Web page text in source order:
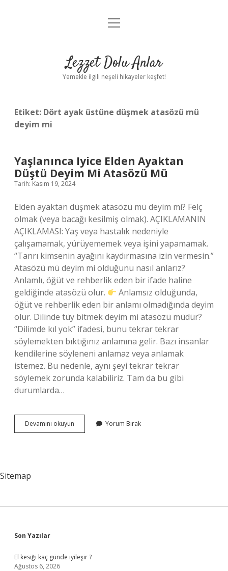
Anasayfa
Yasal Uyarı
menüyü
Lezzet Dolu Anlar
Yemekle ilgili neşeli hikayeler keşfet!
Etiket: Dört ayak üstüne düşmek atasözü mü
deyim mi
Yaşlanınca Iyice Elden Ayaktan
Düştü Deyim Mi Atasözü Mü
Tarih: Kasım 19, 2024
Elden ayaktan düşmek atasözü mü deyim mi? Felç
olmak (veya bacağı kesilmiş olmak). AÇIKLAMANIN
AÇIKLAMASI: Yaş veya hastalık nedeniyle
çalışamamak, yürüyememek veya işini yapamamak.
“Tanrı kimsenin ayağını kaydırmasına izin vermesin.”
Atasözü mü deyim mi olduğunu nasıl anlarız?
Anlamlı, öğüt ve rehberlik eden bir ifade haline
geldiğinde atasözü olur.
Anlamsız olduğunda,
öğüt ve rehberlik eden bir anlamı olmadığında deyim
olur. Dilinde tüy bitmek deyim mi atasözü müdür?
“Dilimde kıl yok” ifadesi, bunu tekrar tekrar
söylemekten bıktığınız anlamına gelir. Bazı insanlar
kendilerine söyleneni anlamaz veya anlamak
istemez. Bu nedenle, aynı şeyi tekrar tekrar
söylemek zorunda kalabiliriz. Tam da bu gibi
durumlarda…
Devamını okuyun Yaşlanınca
Iyice
Yorum Bırak
Sitemap
Sidebar
Son Yazılar
El kesiği kaç günde iyileşir ?
Ağustos 6, 2026